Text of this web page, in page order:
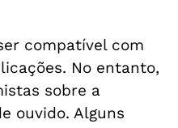
compatível com
No entanto,
sobre a
ouvido. Alguns